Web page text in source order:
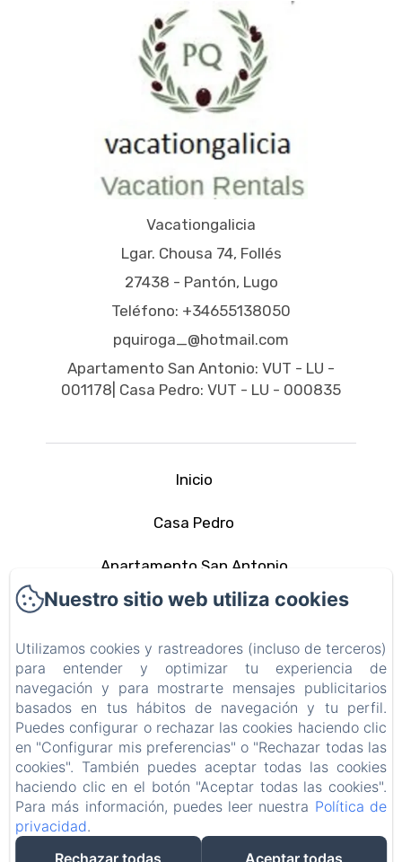
Vacationgalicia
Lgar. Chousa 74, Follés
27438 - Pantón, Lugo
Teléfono: +34655138050
pquiroga_@hotmail.com
Apartamento San Antonio: VUT - LU -
001178| Casa Pedro: VUT - LU - 000835
Inicio
Casa Pedro
Apartamento San Antonio
La zona
Contacto
Política de privacidad
Información legal
Información sobre cookies
EN FR ES IT DE PT
Nuestro sitio web utiliza cookies
Utilizamos cookies y rastreadores (incluso de terceros)
para entender y optimizar tu experiencia de
navegación y para mostrarte mensajes publicitarios
basados en tus hábitos de navegación y tu perfil.
Puedes configurar o rechazar las cookies haciendo clic
en "Configurar mis preferencias" o "Rechazar todas las
cookies". También puedes aceptar todas las cookies
haciendo clic en el botón "Aceptar todas las cookies".
Para más información, puedes leer nuestra Política de
privacidad.
Rechazar todas
Aceptar todas